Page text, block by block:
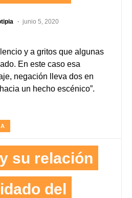
junio 5, 2020
y a gritos que algunas
En este caso esa
negación lleva dos en
un hecho escénico”.
su relación
del